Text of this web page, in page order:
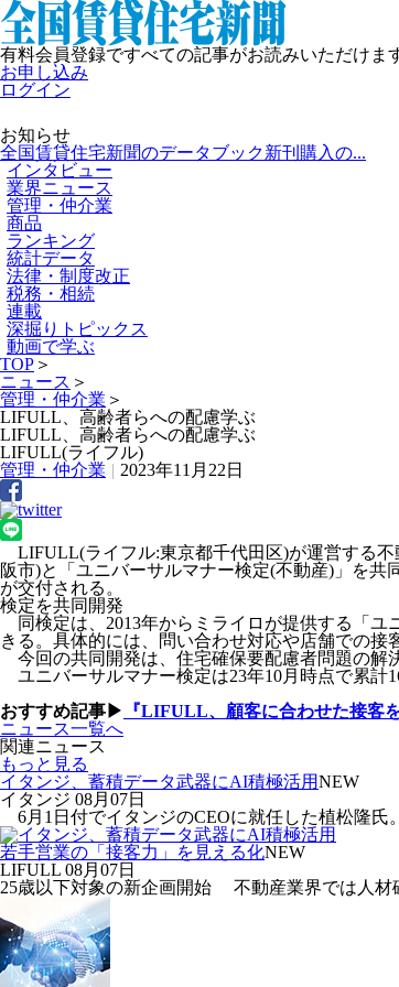
有料会員登録ですべての記事がお読みいただけま
お申し込み
ログイン
お知らせ
全国賃貸住宅新聞のデータブック新刊購入の...
インタビュー
業界ニュース
管理・仲介業
商品
ランキング
統計データ
法律・制度改正
税務・相続
連載
深掘りトピックス
動画で学ぶ
TOP ＞
ニュース ＞
管理・仲介業 ＞
LIFULL、高齢者らへの配慮学ぶ
LIFULL、高齢者らへの配慮学ぶ
LIFULL(ライフル)
管理・仲介業 | 2023年11月22日
LIFULL(ライフル:東京都千代田区)が運営する不
阪市)と「ユニバーサルマナー検定(不動産)」を
が交付される。
検定を共同開発
同検定は、2013年からミライロが提供する「ユ
きる。具体的には、問い合わせ対応や店舗での
今回の共同開発は、住宅確保要配慮者問題の解
ユニバーサルマナー検定は23年10月時点で累計
おすすめ記事▶
『LIFULL、顧客に合わせた接客を
ニュース一覧へ
関連ニュース
もっと見る
イタンジ、蓄積データ武器にAI積極活用NEW
イタンジ 08月07日
6月1日付でイタンジのCEOに就任した植松隆氏
若手営業の「接客力」を見える化NEW
LIFULL 08月07日
25歳以下対象の新企画開始 不動産業界では人材